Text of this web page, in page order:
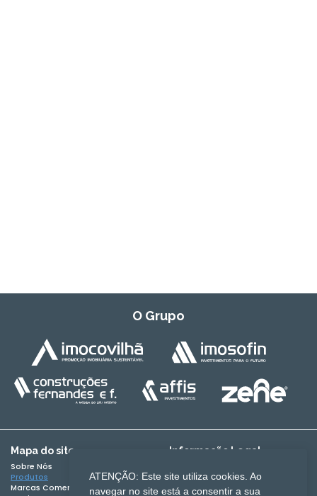
ATENÇÃO: Este site utiliza cookies. Ao
navegar no site está a consentir a sua
O Grupo
Mapa do site
Sobre Nós
Produtos
Marcas Comercializadas
Informação Legal
Política de Privacidade
Expedição de encomendas